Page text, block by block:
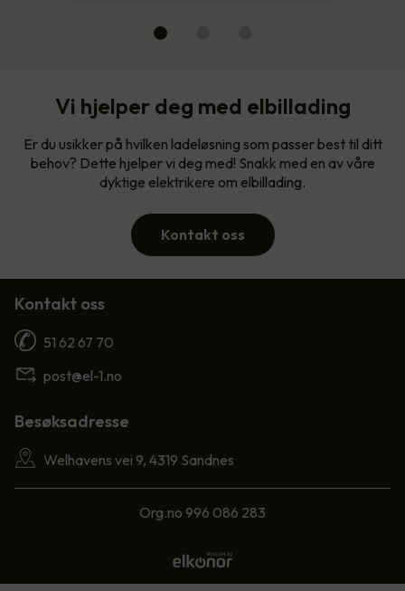
Vi hjelper deg med elbillading
Er du usikker på hvilken ladeløsning som passer best til ditt
behov? Dette hjelper vi deg med! Snakk med en av våre
dyktige elektrikere om elbillading.
Kontakt oss
Kontakt oss
51 62 67 70
post@el-1.no
Besøksadresse
Welhavens vei 9, 4319 Sandnes
Org.no 996 086 283